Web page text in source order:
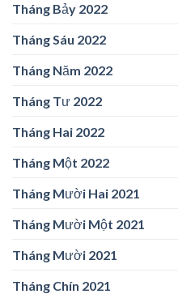
Tháng Bảy 2022
Tháng Sáu 2022
Tháng Năm 2022
Tháng Tư 2022
Tháng Hai 2022
Tháng Một 2022
Tháng Mười Hai 2021
Tháng Mười Một 2021
Tháng Mười 2021
Tháng Chín 2021